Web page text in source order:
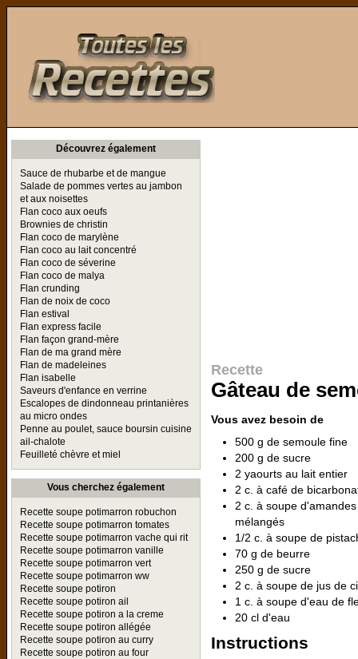
Découvrez également
Sauce de rhubarbe et de mangue
Salade de pommes vertes au jambon
et aux noisettes
Flan coco aux oeufs
Brownies de christin
Flan coco de marylène
Flan coco au lait concentré
Flan coco de séverine
Flan coco de malya
Flan crunding
Flan de noix de coco
Flan estival
Flan express facile
Flan façon grand-mère
Flan de ma grand mère
Flan de madeleines
Flan isabelle
Saveurs d'enfance en verrine
Escalopes de dindonneau printanières
au micro ondes
Penne au poulet, sauce boursin cuisine
ail-chalote
Feuilleté chèvre et miel
Vous cherchez également
Recette soupe potimarron robuchon
Recette soupe potimarron tomates
Recette soupe potimarron vache qui rit
Recette soupe potimarron vanille
Recette soupe potimarron vert
Recette soupe potimarron ww
Recette soupe potiron
Recette soupe potiron ail
Recette soupe potiron a la creme
Recette soupe potiron allégée
Recette soupe potiron au curry
Recette soupe potiron au four
Recette
Gâteau de
Vous avez besoin de
500 g de semoule fine
200 g de sucre
2 yaourts au lait entier
2 c. à café de
2 c. à soupe
mélangés
1/2 c. à soupe de
70 g de beurre
250 g de sucre
2 c. à soupe de jus de
1 c. à soupe d'eau de
20 cl d'eau
Instructions